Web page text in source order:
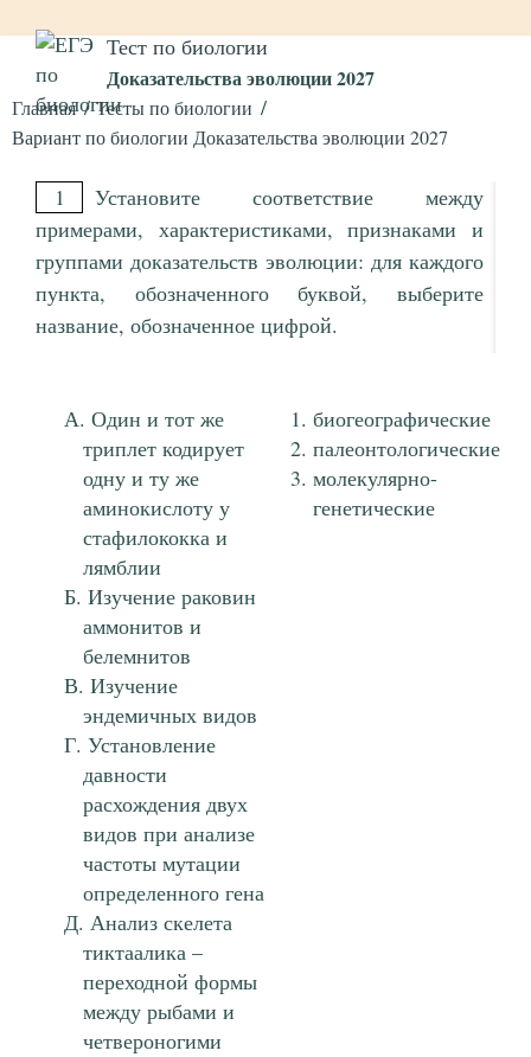
Тест по биологии
Доказательства эволюции 2027
Главная
Тесты по биологии
Вариант по биологии Доказательства эволюции 2027
1
Установите соответствие между
примерами, характеристиками, признаками и
группами доказательств эволюции: для каждого
пункта, обозначенного буквой, выберите
название, обозначенное цифрой.
Один и тот же
триплет кодирует
одну и ту же
аминокислоту у
стафилококка и
лямблии
Изучение раковин
аммонитов и
белемнитов
Изучение
эндемичных видов
Установление
давности
расхождения двух
видов при анализе
частоты мутации
определенного гена
Анализ скелета
тиктаалика –
переходной формы
между рыбами и
четвероногими
биогеографические
палеонтологические
молекулярно-
генетические